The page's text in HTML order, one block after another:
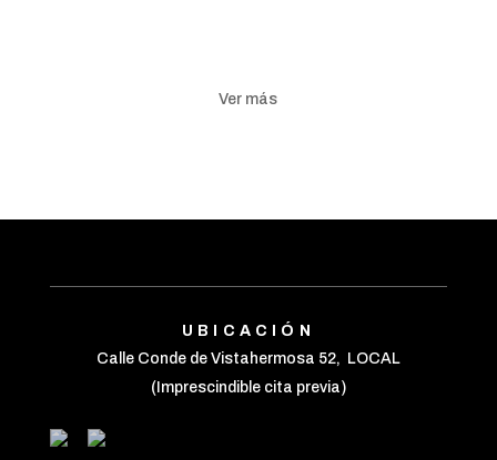
Ver más
UBICACIÓN
Calle Conde de Vistahermosa 52, LOCAL
(Imprescindible cita previa)